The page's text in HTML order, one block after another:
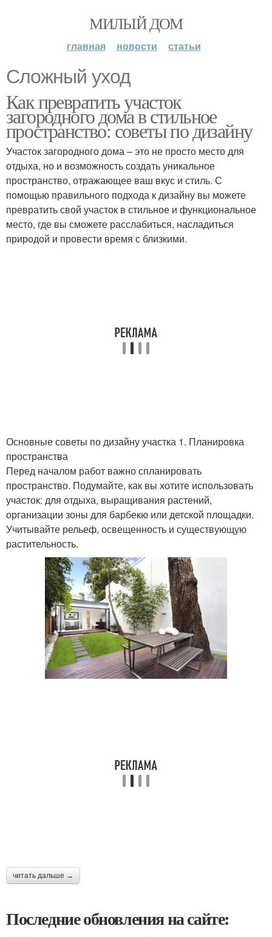
МИЛЫЙ ДОМ
главная новости статьи
Сложный уход
Как превратить участок
загородного дома в стильное
пространство: советы по дизайну
Участок загородного дома – это не просто место для
отдыха, но и возможность создать уникальное
пространство, отражающее ваш вкус и стиль. С
помощью правильного подхода к дизайну вы можете
превратить свой участок в стильное и функциональное
место, где вы сможете расслабиться, насладиться
природой и провести время с близкими.
Основные советы по дизайну участка 1. Планировка
пространства
Перед началом работ важно спланировать
пространство. Подумайте, как вы хотите использовать
участок: для отдыха, выращивания растений,
организации зоны для барбекю или детской площадки.
Учитывайте рельеф, освещенность и существующую
растительность.
читать дальше →
Последние обновления на сайте: